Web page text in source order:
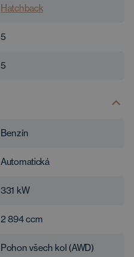
Hatchback
5
5
Benzín
Automatická
331 kW
2 894ccm
Pohon všech kol (AWD)